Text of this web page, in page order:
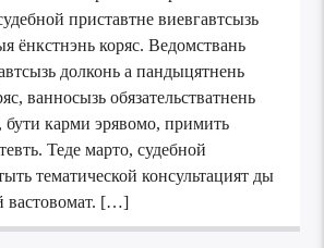
приставтне виевгавтсызь
ёнкстнэнь коряс. Ведомствань
долконь а пандыцятнень
ванносызь обязательстватнень
бути карми эрявомо, примить
Теде марто, судебной
тематической консультацият ды
вастовомат. […]